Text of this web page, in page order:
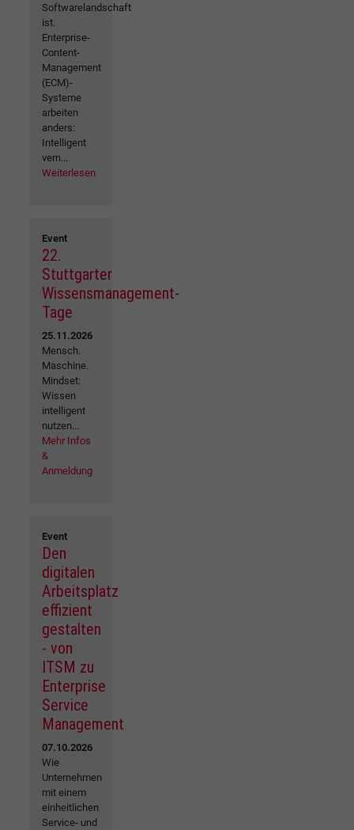
Softwarelandschaft
ist.
Enterprise-
Content-
Management
(ECM)-
Systeme
arbeiten
anders:
Intelligent
vern...
Weiterlesen
Event
22.
Stuttgarter
Wissensmanagement-
Tage
25.11.2026
Mensch.
Maschine.
Mindset:
Wissen
intelligent
nutzen...
Mehr Infos
&
Anmeldung
Event
Den
digitalen
Arbeitsplatz
effizient
gestalten
- von
ITSM zu
Enterprise
Service
Management
07.10.2026
Wie
Unternehmen
mit einem
einheitlichen
Service- und